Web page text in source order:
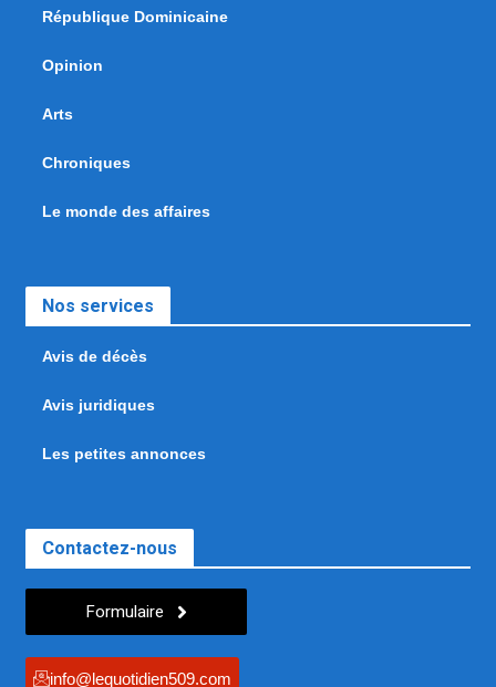
République Dominicaine
Opinion
Arts
Chroniques
Le monde des affaires
Nos services
Avis de décès
Avis juridiques
Les petites annonces
Contactez-nous
Formulaire
info@lequotidien509.com